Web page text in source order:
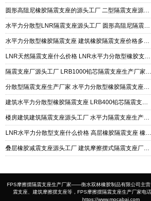
圆形高阻尼橡胶隔震支座的源头工厂 二型隔震支座源头工厂 水平力分散型橡胶隔震支座厂家电话
水平力分散型LNR隔震支座源头工厂 圆形高阻尼隔震支座的源头工厂 HDR1300橡胶隔震支座源头工厂
水平力分散型橡胶隔震支座 建筑橡胶隔震支座价格多少 建筑高阻尼高阻尼橡胶隔震支座厂家
LNR天然隔震支座什么价格 LNR水平力分散型橡胶支座什么价格 天然橡胶隔震支座
隔震支座厂源头工厂 LRB1000铅芯隔震支座生产厂家 建筑水平力分散型隔震支座厂家
分散型隔震支座生产厂家 水平力分散型橡胶隔震支座源头工厂 建筑铅芯隔震支座(LRB)厂家
建筑水平力分散型橡胶隔震支座 LRB400铅芯隔震支座厂家电话 建筑铅芯隔震支座什么价格
楼房建筑建筑隔震支座源头工厂 水平力隔震支座生产厂家 铅芯隔震支座LRB1000生产厂家
LNR水平力分散型支座什么价格 高层橡胶隔震支座 橡胶隔震支座LRB600生产厂家
叠层橡胶减震支座源头工厂 建筑摩擦摆式隔震支座厂家 水平力分散型橡胶隔震支座
FPS摩擦摆隔震支座生产厂家——衡水双林橡胶制品有限公司主
震支座、建筑摩擦摆支座等，FPS摩擦摆隔震支座生产厂家电
https://www.mocabai.com